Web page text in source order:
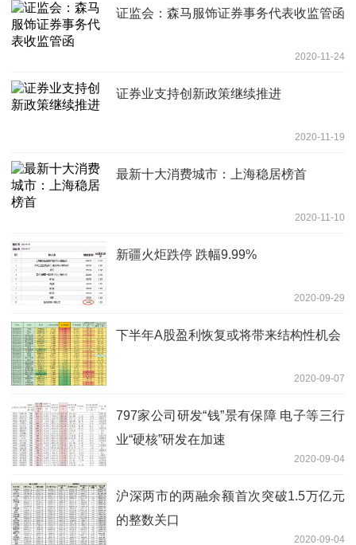
证监会：森马服饰证券事务代表收监管函
2020-11-24
证券业支持创新政策继续推进
2020-11-19
最新十大消费城市：上海稳居榜首
2020-11-10
新疆火炬跌停 跌幅9.99%
2020-09-29
下半年A股盈利恢复或将带来结构性机会
2020-09-07
797家公司研发“钱”景有保障 电子等三行
业“硬核”研发在加速
2020-09-04
沪深两市的两融余额首次突破1.5万亿元
的整数关口
2020-09-04